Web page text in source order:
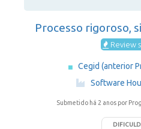
Processo rigoroso,
Review
Cegid (anterior
Software
Submetido há 2 anos por